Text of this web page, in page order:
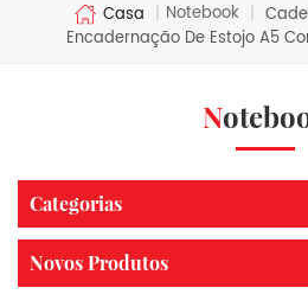
Casa | Notebook |
Encadernação De Estojo A5
Categorias
Novos Produtos